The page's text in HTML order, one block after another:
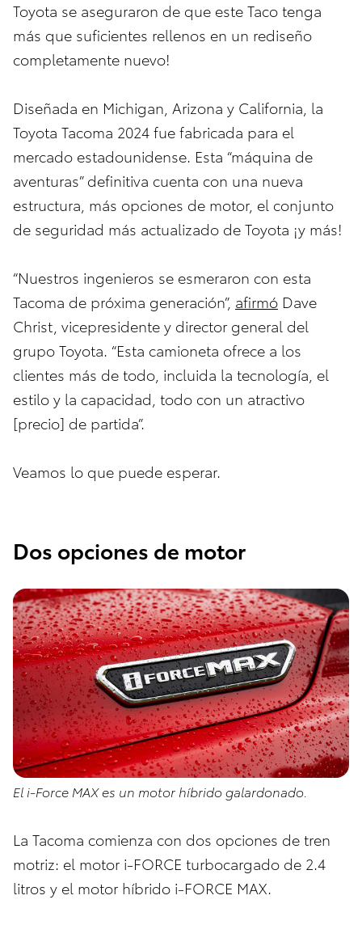
Toyota se aseguraron de que este Taco tenga
más que suficientes rellenos en un rediseño
completamente nuevo!
Diseñada en Michigan, Arizona y California, la
Toyota Tacoma 2024 fue fabricada para el
mercado estadounidense. Esta “máquina de
aventuras” definitiva cuenta con una nueva
estructura, más opciones de motor, el conjunto
de seguridad más actualizado de Toyota ¡y más!
“Nuestros ingenieros se esmeraron con esta
Tacoma de próxima generación”, afirmó Dave
Christ, vicepresidente y director general del
grupo Toyota. “Esta camioneta ofrece a los
clientes más de todo, incluida la tecnología, el
estilo y la capacidad, todo con un atractivo
[precio] de partida”.
Veamos lo que puede esperar.
Dos opciones de motor
El i-Force MAX es un motor híbrido galardonado.
La Tacoma comienza con dos opciones de tren
motriz: el motor i-FORCE turbocargado de 2.4
litros y el motor híbrido i-FORCE MAX.